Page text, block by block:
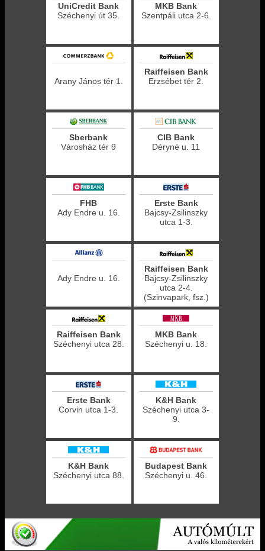
UniCredit Bank
Széchenyi út 35.
MKB Bank
Szentpáli utca 2-6.
Arany János tér 1.
Raiffeisen Bank
Erzsébet tér 2.
Sberbank
Városház tér 9
CIB Bank
Déryné u. 11
FHB
Ady Endre u. 16.
Erste Bank
Bajcsy-Zsilinszky
utca 1-3.
Ady Endre u. 16.
Raiffeisen Bank
Bajcsy-Zsilinszky
utca 2-4.
(Szinvapark, fsz.)
Raiffeisen Bank
Széchenyi utca 28.
MKB Bank
Széchenyi u. 18.
Erste Bank
Corvin utca 1-3.
K&H Bank
Széchenyi utca 3-
9.
K&H Bank
Széchenyi utca 88.
Budapest Bank
Széchenyi u. 46.